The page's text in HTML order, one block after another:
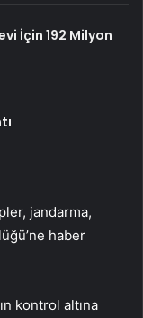
İçin 192 Milyon
jandarma,
haber
kontrol altına